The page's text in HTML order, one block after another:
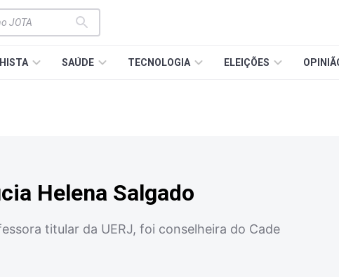
SAÚDE TECNOLOGIA ELEIÇÕES
Helena Salgado
titular da UERJ, foi conselheira do Cade